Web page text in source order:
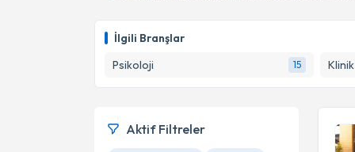
İlgili Branşlar
Psikoloji
15
Aktif Filtreler